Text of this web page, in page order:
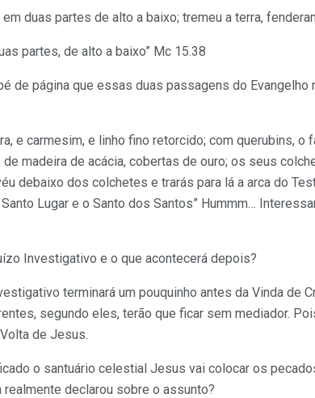
duas partes de alto a baixo; tremeu a terra,
partes, de alto a baixo” Mc 15.38
de página que essas duas passagens do Evangelho
e carmesim, e linho fino retorcido; com querubins, o
madeira de acácia, cobertas de ouro; os seus
debaixo dos colchetes e trarás para lá a arca do
Lugar e o Santo dos Santos” Hummm…
Investigativo e o que acontecerá depois?
terminará um pouquinho antes da Vinda de
segundo eles, terão que ficar sem mediador.
de Jesus.
o santuário celestial Jesus vai colocar os
declarou sobre o assunto?